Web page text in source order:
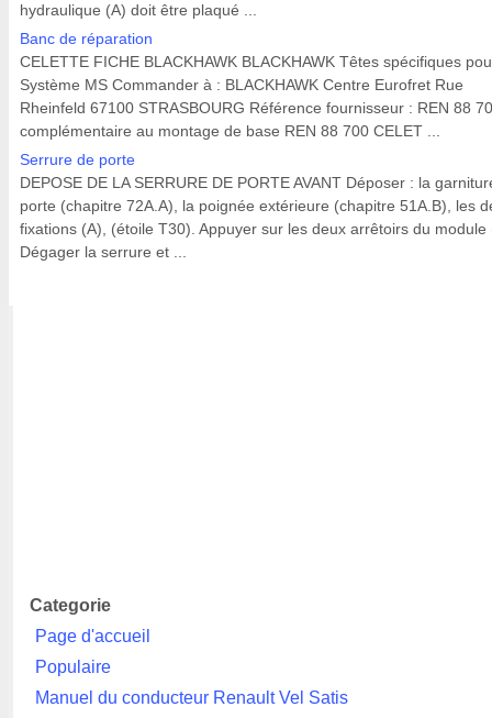
hydraulique (A) doit être plaqué ...
Banc de réparation
CELETTE FICHE BLACKHAWK BLACKHAWK Têtes spécifiques
Système MS Commander à : BLACKHAWK Centre Eurofret Rue
Rheinfeld 67100 STRASBOURG Référence fournisseur : REN 88
complémentaire au montage de base REN 88 700 CELET ...
Serrure de porte
DEPOSE DE LA SERRURE DE PORTE AVANT Déposer : la
porte (chapitre 72A.A), la poignée extérieure (chapitre 51A.B), les
fixations (A), (étoile T30). Appuyer sur les deux arrêtoirs du module
Dégager la serrure et ...
Categorie
Page d'accueil
Populaire
Manuel du conducteur Renault Vel Satis